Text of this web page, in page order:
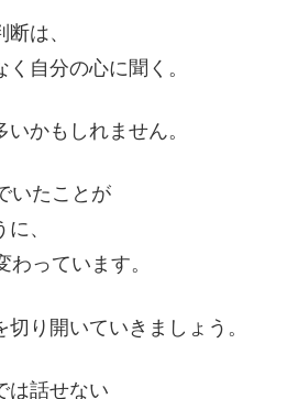
は、
自分の心に聞く。
かもしれません。
いたことが
、
わっています。
り開いていきましょう。
は話せない